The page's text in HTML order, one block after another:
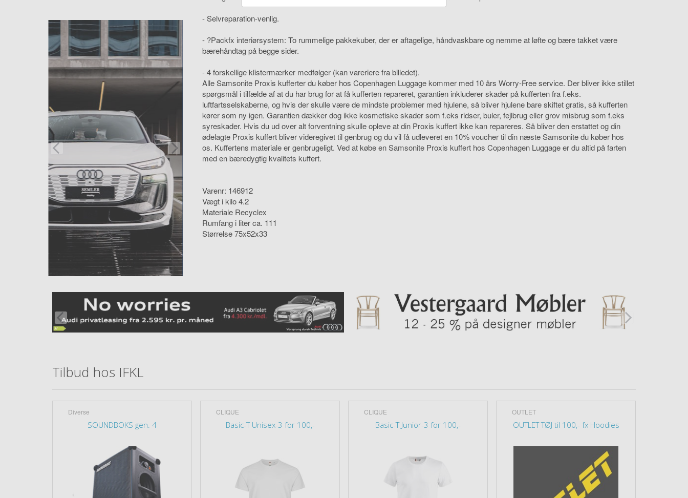
- Selvreparation-venlig.
- ?Packfx interiørsystem: To rummelige pakkekuber, der er aftagelige, håndvaskbare og nemme at løfte og bære takket være
bærehåndtag på begge sider.
- 4 forskellige klistermærker medfølger (kan vareriere fra billedet).
Alle Samsonite Proxis kufferter du køber hos Copenhagen Luggage kommer med 10 års Worry-Free service. Der bliver ikke stillet
spørgsmål i tilfælde af at du har brug for at få kufferten repareret, garantien inkluderer skader på kufferten fra f.eks.
luftfartsselskaberne, og hvis der skulle være de mindste problemer med hjulene, så bliver hjulene bare skiftet gratis, så kufferten
kører som ny igen. Garantien dækker dog ikke kosmetiske skader som f.eks ridser, buler, fejlbrug eller grov misbrug som f.eks
syreskader. Hvis du ud over alt forventning skulle opleve at din Proxis kuffert ikke kan repareres. Så bliver den erstattet og din
ødelagte Proxis kuffert bliver videregivet til genbrug og du vil få udleveret en 10% voucher til din næste Samsonite du køber hos
os. Kuffertens materiale er genbrugeligt. Ved at købe en Samsonite Proxis kuffert hos Copenhagen Luggage er du altid på farten
med en bæredygtig kvalitets kuffert.
Varenr: 146912
Vægt i kilo 4.2
Materiale Recyclex
Rumfang i liter ca. 111
Størrelse 75x52x33
Tilbud hos IFKL
Diverse
SOUNDBOKS gen. 4
CLIQUE
Basic-T Unisex-3 for 100,-
CLIQUE
Basic-T Junior-3 for 100,-
OUTLET
OUTLET TØJ til 100,- fx Hoodies